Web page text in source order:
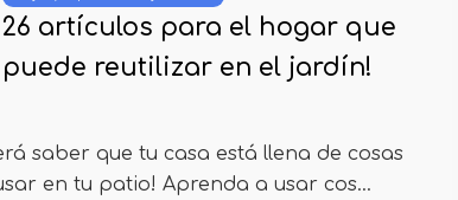
26 artículos para el hogar que
puede reutilizar en el jardín!
saber que tu casa está llena de cosas
en tu patio! Aprenda a usar cos...